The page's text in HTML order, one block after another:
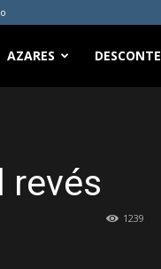
AZARES
revés
1239